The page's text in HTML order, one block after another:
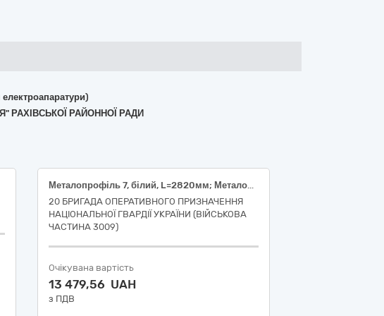
електроапаратури)
РАХІВСЬКОЇ РАЙОННОЇ РАДИ
Металопрофіль 7, білий, L=2820мм; Металопрофіль 7 білий, L=3950мм
20 БРИГАДА ОПЕРАТИВНОГО ПРИЗНАЧЕННЯ
НАЦІОНАЛЬНОЇ ГВАРДІЇ УКРАЇНИ (ВІЙСЬКОВА
ЧАСТИНА 3009)
Очікувана вартість
13 479,56 UAH
з ПДВ